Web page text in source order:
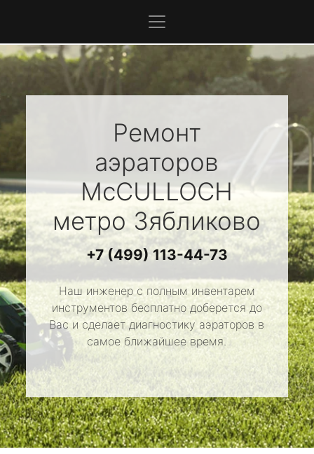
Ремонт
аэраторов
McCULLOCH
метро Зябликово
+7 (499) 113-44-73
Наш инженер с полным инвентарем
инструментов бесплатно доберется до
Вас и сделает диагностику аэраторов в
самое ближайшее время.